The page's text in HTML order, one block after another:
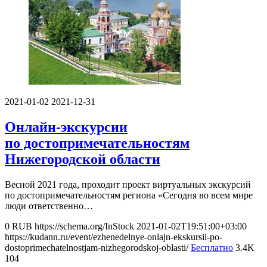
2021-01-02 2021-12-31
Онлайн-экскурсии
по достопримечательностям
Нижегородской области
Весной 2021 года, проходит проект виртуальных экскурсий
по достопримечательностям региона «Сегодня во всем мире
люди ответственно…
0 RUB https://schema.org/InStock 2021-01-02T19:51:00+03:00
https://kudann.ru/event/ezhenedelnye-onlajn-ekskursii-po-
dostoprimechatelnostjam-nizhegorodskoj-oblasti/ Бесплатно 3.4K
104